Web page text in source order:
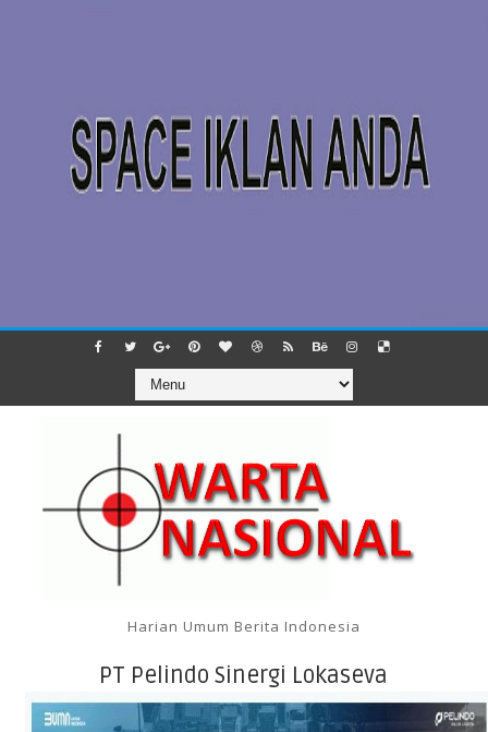
Harian Umum Berita Indonesia
PT Pelindo Sinergi Lokaseva